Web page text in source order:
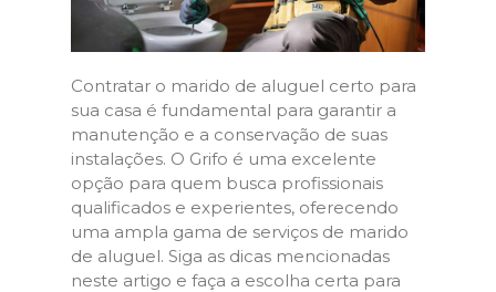
Contratar o marido de aluguel certo para
sua casa é fundamental para garantir a
manutenção e a conservação de suas
instalações. O Grifo é uma excelente
opção para quem busca profissionais
qualificados e experientes, oferecendo
uma ampla gama de serviços de marido
de aluguel. Siga as dicas mencionadas
neste artigo e faça a escolha certa para